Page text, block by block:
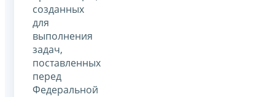
созданных
для
выполнения
задач,
поставленных
перед
Федеральной